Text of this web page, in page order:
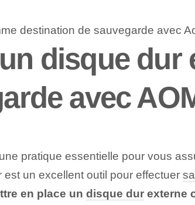
disque dur
avec
pratique essentielle pour vous
un excellent outil pour effectuer
en place un disque durexterne